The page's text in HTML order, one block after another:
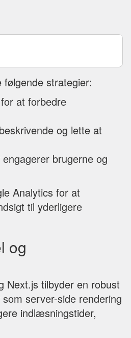
strategier:
at forbedre
og lette at
brugerne og
Analytics for at
til yderligere
og
Next.js tilbyder en robust
server-side rendering
indlæsningstider,